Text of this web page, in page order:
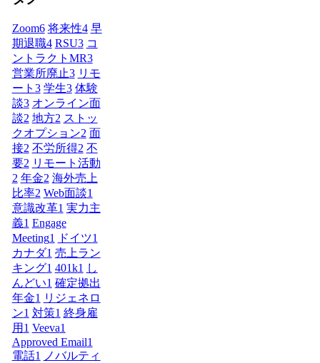
Zoom6 将来性4 早
期退職4 RSU3 コ
ントラクトMR3
営業所廃止3 リモ
ート 3 学生3 体験
談3 オンライン面
談2 地方2 ストッ
クオプション2 面
接2 不労所得2 不
要2 リモート活動
2 年金2 海外売上
比率2 Web面談1
意識改革1 実力主
義1 Engage
Meeting1 ドイツ1
カナダ1 売上ラン
キング1 401k1 し
んどい1 確定拠出
年金1 リジェネロ
ン1 対策1 終身雇
用 1 Veeva1
Approved Email1
電話1
ノバルティ